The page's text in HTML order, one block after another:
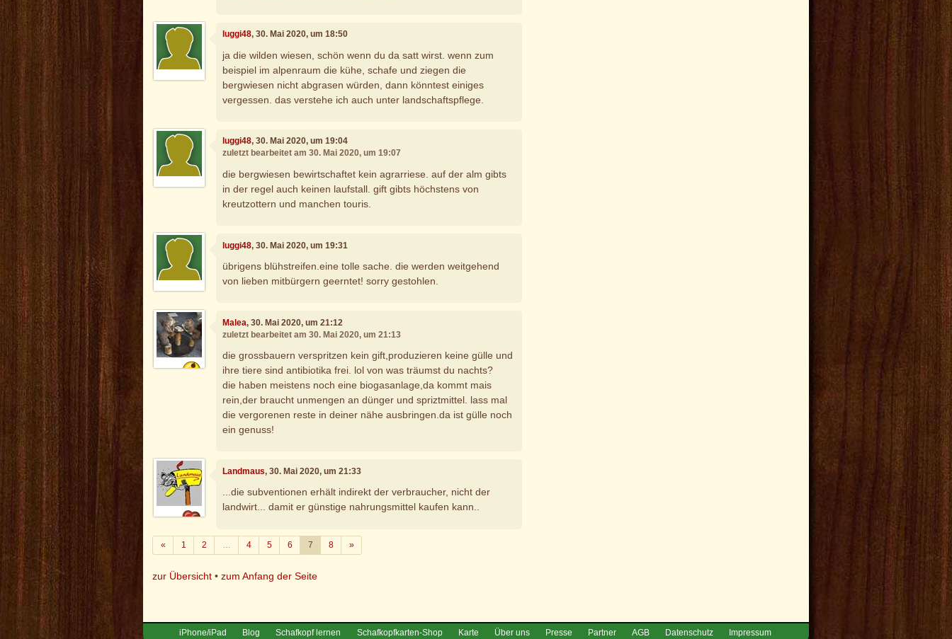
luggi48, 30. Mai 2020, um 18:50
ja die wilden wiesen, schön wenn du da satt wirst. wenn zum
beispiel im alpenraum die kühe, schafe und ziegen die
bergwiesen nicht abgrasen würden, dann könntest einiges
vergessen. das verstehe ich auch unter landschaftspflege.
luggi48, 30. Mai 2020, um 19:04
zuletzt bearbeitet am 30. Mai 2020, um 19:07
die bergwiesen bewirtschaftet kein agrarriese. auf der alm gibts
in der regel auch keinen laufstall. gift gibts höchstens von
kreutzottern und manchen touris.
luggi48, 30. Mai 2020, um 19:31
übrigens blühstreifen.eine tolle sache. die werden weitgehend
von lieben mitbürgern geerntet! sorry gestohlen.
Malea, 30. Mai 2020, um 21:12
zuletzt bearbeitet am 30. Mai 2020, um 21:13
die grossbauern verspritzen kein gift,produzieren keine gülle und
ihre tiere sind antibiotika frei. lol von was träumst du nachts?
die haben meistens noch eine biogasanlage,da kommt mais
rein,der braucht unmengen an dünger und spriztmittel. lass mal
die vergorenen reste in deiner nähe ausbringen.da ist gülle noch
ein genuss!
Landmaus, 30. Mai 2020, um 21:33
...die subventionen erhält indirekt der verbraucher, nicht der
landwirt... damit er günstige nahrungsmittel kaufen kann..
«Zurück
1 2 … 4 5 6 7 8 »Weiter
zur Übersicht •zum Anfang der Seite
iPhone/iPad Blog Schafkopf lernen Schafkopfkarten-Shop Karte Über uns Presse Partner AGB Datenschutz Impressum